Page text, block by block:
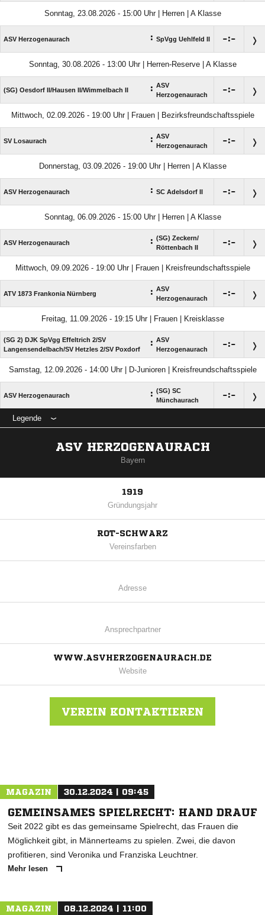
Sonntag, 23.08.2026 - 15:00 Uhr | Herren | A Klasse
ASV Herzogenaurach : SpVgg Uehlfeld II :
Sonntag, 30.08.2026 - 13:00 Uhr | Herren-Reserve | A Klasse
(SG) Oesdorf II/​Hausen II/​Wimmelbach II : ASV
Herzogenaurach
:
Mittwoch, 02.09.2026 - 19:00 Uhr | Frauen | Bezirksfreundschaftsspiele
SV Losaurach : ASV
Herzogenaurach
:
Donnerstag, 03.09.2026 - 19:00 Uhr | Herren | A Klasse
ASV Herzogenaurach : SC Adelsdorf II :
Sonntag, 06.09.2026 - 15:00 Uhr | Herren | A Klasse
ASV Herzogenaurach : (SG) Zeckern/​
Röttenbach II
:
Mittwoch, 09.09.2026 - 19:00 Uhr | Frauen | Kreisfreundschaftsspiele
ATV 1873 Frankonia Nürnberg : ASV
Herzogenaurach
:
Freitag, 11.09.2026 - 19:15 Uhr | Frauen | Kreisklasse
(SG 2) DJK SpVgg Effeltrich 2/​SV
Langensendelbach/​SV Hetzles 2/​SV Poxdorf
: ASV
Herzogenaurach
:
Samstag, 12.09.2026 - 14:00 Uhr | D-Junioren | Kreisfreundschaftsspiele
ASV Herzogenaurach : (SG) SC
Münchaurach
:
Legende
ASV HERZOGENAURACH
Bayern
1919
Gründungsjahr
ROT-SCHWARZ
Vereinsfarben
Adresse
Ansprechpartner
WWW.ASVHERZOGENAURACH.DE
Website
VEREIN KONTAKTIEREN
MAGAZIN 30.12.2024 | 09:45
GEMEINSAMES SPIELRECHT: HAND DRAUF
Seit 2022 gibt es das gemeinsame Spielrecht, das Frauen die
Möglichkeit gibt, in Männerteams zu spielen. Zwei, die davon
profitieren, sind Veronika und Franziska Leuchtner.
Mehr lesen
MAGAZIN 08.12.2024 | 11:00